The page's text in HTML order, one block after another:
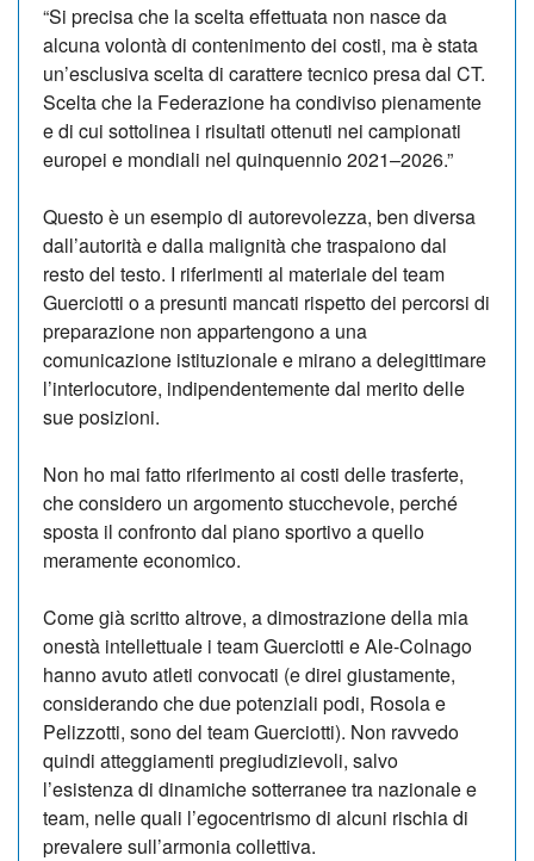
“Si precisa che la scelta effettuata non nasce da
alcuna volontà di contenimento dei costi, ma è stata
un’esclusiva scelta di carattere tecnico presa dal CT.
Scelta che la Federazione ha condiviso pienamente
e di cui sottolinea i risultati ottenuti nei campionati
europei e mondiali nel quinquennio 2021–2026.”
Questo è un esempio di autorevolezza, ben diversa
dall’autorità e dalla malignità che traspaiono dal
resto del testo. I riferimenti al materiale del team
Guerciotti o a presunti mancati rispetto dei percorsi di
preparazione non appartengono a una
comunicazione istituzionale e mirano a delegittimare
l’interlocutore, indipendentemente dal merito delle
sue posizioni.
Non ho mai fatto riferimento ai costi delle trasferte,
che considero un argomento stucchevole, perché
sposta il confronto dal piano sportivo a quello
meramente economico.
Come già scritto altrove, a dimostrazione della mia
onestà intellettuale i team Guerciotti e Ale-Colnago
hanno avuto atleti convocati (e direi giustamente,
considerando che due potenziali podi, Rosola e
Pelizzotti, sono del team Guerciotti). Non ravvedo
quindi atteggiamenti pregiudizievoli, salvo
l’esistenza di dinamiche sotterranee tra nazionale e
team, nelle quali l’egocentrismo di alcuni rischia di
prevalere sull’armonia collettiva.